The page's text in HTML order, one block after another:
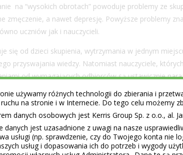
na “wysokich obrotach” powoduje problemy ze
zmęczenie, a nawet depresję. Powyższe problemy
uczniów jak i nauczycieli.
się od dzieci skupienia, wytrzymania w jednym
przyswajania wiedzy. Natomiast nauczyciele,
od wymagających odbiorców są ustawicznie
do narzuconego tempa życia i
ALE… usiądź, uspokój się, wycisz, nie przeszkadzaj,
Jednak umysł często „buntuje się” i ulega
bardziej efektywnie uczyć. Do tego potrzeba nam
– czy to ich w ogóle dotyczy?
używamy różnych technologii do zbierania i
na stronie i w Internecie. Do tego celu możemy
danych osobowych jest Kerris Group Sp. z o.o., al.
danych jest uzasadnione z uwagi na nasze
usługi (np. sprawdzenie, czy do Twojego konta
usług i dopasowania ich do potrzeb i wygody